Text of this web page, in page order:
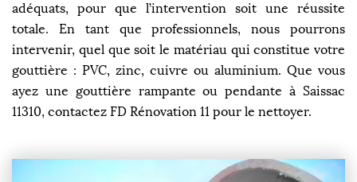
adéquats, pour que l’intervention soit une réussite
totale. En tant que professionnels, nous pourrons
intervenir, quel que soit le matériau qui constitue votre
gouttière : PVC, zinc, cuivre ou aluminium. Que vous
ayez une gouttière rampante ou pendante à Saissac
11310, contactez FD Rénovation 11 pour le nettoyer.